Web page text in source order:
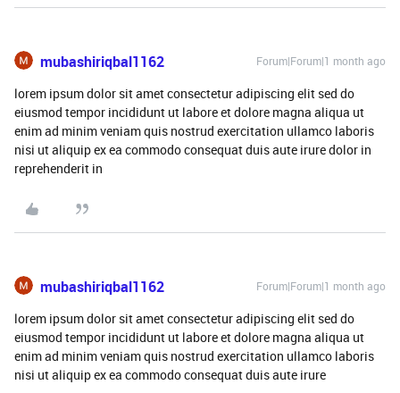
mubashiriqbal1162 Forum|Forum|1 month ago
lorem ipsum dolor sit amet consectetur adipiscing elit sed do
eiusmod tempor incididunt ut labore et dolore magna aliqua ut
enim ad minim veniam quis nostrud exercitation ullamco laboris
nisi ut aliquip ex ea commodo consequat duis aute irure dolor in
reprehenderit in
mubashiriqbal1162 Forum|Forum|1 month ago
lorem ipsum dolor sit amet consectetur adipiscing elit sed do
eiusmod tempor incididunt ut labore et dolore magna aliqua ut
enim ad minim veniam quis nostrud exercitation ullamco laboris
nisi ut aliquip ex ea commodo consequat duis aute irure